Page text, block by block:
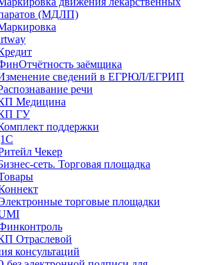
(МДЛП)
заёмщика
сведений в ЕГРЮЛ/ЕГРИП
речи
Медицина
ГУ
поддержки
Чекер
сеть. Торговая площадка
торговые площадки
Отраслевой
консультаций